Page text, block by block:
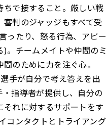
で接すること。厳しい戦
判のジャッジもすべて受
ったり、怒る行為、アピー
)。チームメイトや仲間の
のために力を注ぐ心。
手が自分で考え答えを出
指導者が提供し、自分の
れに対するサポートをす
コンタクトとトライアング